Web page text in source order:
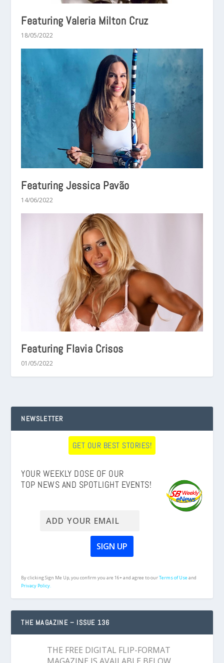
Featuring Valeria Milton Cruz
18/05/2022
Featuring Jessica Pavão
14/06/2022
Featuring Flavia Crisos
01/05/2022
NEWSLETTER
GET OUR BEST STORIES!
YOUR WEEKLY DOSE OF OUR
TOP NEWS AND SPOTLIGHT EVENTS!
By clicking Sign Me Up, you confirm you are 16+ and agree to ourTerms of Useand
Privacy Policy.
THE MAGAZINE – ISSUE 136
THE FREE DIGITAL FLIP-FORMAT
MAGAZINE IS AVAILABLE BELOW,